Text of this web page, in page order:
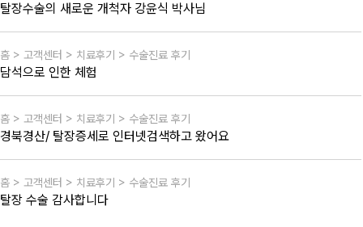
탈장수술의 새로운 개척자 강윤식 박사님
홈 > 고객센터 > 치료후기 > 수술진료 후기
담석으로 인한 체험
홈 > 고객센터 > 치료후기 > 수술진료 후기
경북경산/ 탈장증세로 인터넷검색하고 왔어요
홈 > 고객센터 > 치료후기 > 수술진료 후기
탈장 수술 감사합니다